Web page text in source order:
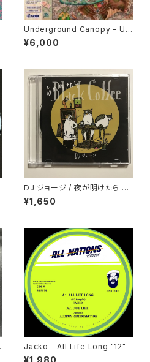
Underground Canopy - Un
cut Gems "2xLP"
¥6,000
DJ ジョージ / 夜が明けたら Bl
ack Coffee
¥1,650
Jacko - All Life Long "12"
¥1,980